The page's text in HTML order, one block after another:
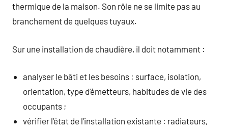
thermique de la maison. Son rôle ne se limite pas au
branchement de quelques tuyaux.
Sur une installation de chaudière, il doit notamment :
analyser le bâti et les besoins : surface, isolation,
orientation, type d’émetteurs, habitudes de vie des
occupants ;
vérifier l’état de l’installation existante : radiateurs,